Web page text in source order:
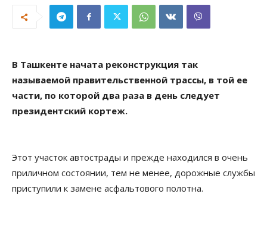
В Ташкенте начата реконструкция так
называемой правительственной трассы, в той ее
части, по которой два раза в день следует
президентский кортеж.
Этот участок автострады и прежде находился в очень
приличном состоянии, тем не менее, дорожные службы
приступили к замене асфальтового полотна.